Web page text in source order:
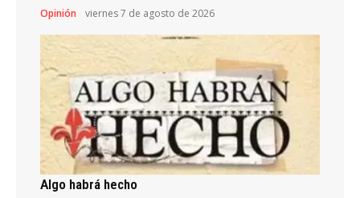
Opinión viernes 7 de agosto de 2026
Algo habrá hecho